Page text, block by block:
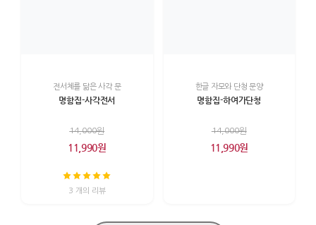
전서체를 닮은 사각 문
명함집-사각전서
14,000원
11,990원
3 개의 리뷰
한글 자모와 단청 문양
명함집-하여가단청
14,000원
11,990원